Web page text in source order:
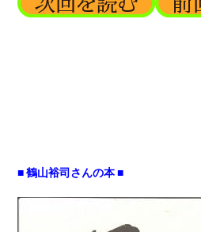
■ 鶴山裕司さんの本 ■